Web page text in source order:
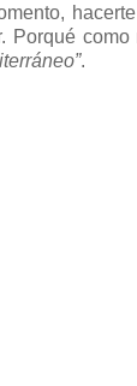
Porqué
.